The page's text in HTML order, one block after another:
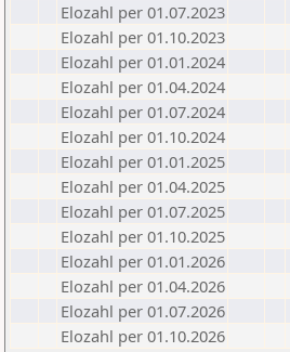
Elozahl per 01.07.2023
Elozahl per 01.10.2023
Elozahl per 01.01.2024
Elozahl per 01.04.2024
Elozahl per 01.07.2024
Elozahl per 01.10.2024
Elozahl per 01.01.2025
Elozahl per 01.04.2025
Elozahl per 01.07.2025
Elozahl per 01.10.2025
Elozahl per 01.01.2026
Elozahl per 01.04.2026
Elozahl per 01.07.2026
Elozahl per 01.10.2026